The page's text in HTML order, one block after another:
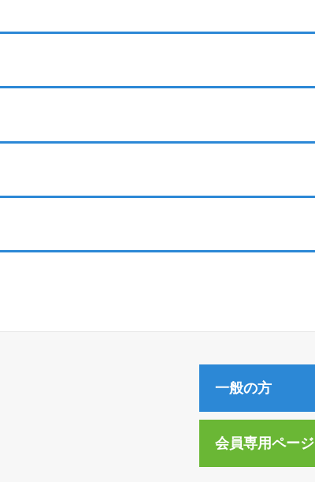
一般の方
会員専用ページ